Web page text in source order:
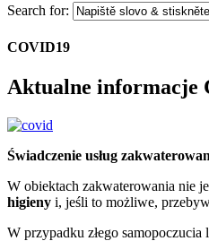
Search for:
COVID19
Aktualne informacje
Świadczenie usług
W obiektach zakwaterowania nie
higieny i, jeśli to możliwe,
W przypadku złego